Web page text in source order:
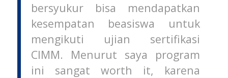
bersyukur bisa mendapatkan
kesempatan beasiswa untuk
mengikuti ujian sertifikasi
CIMM. Menurut saya program
ini sangat worth it, karena